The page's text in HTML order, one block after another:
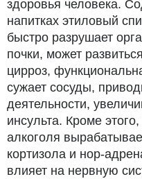
здоровья человека.
напитках этиловый
быстро разрушает
почки, может
цирроз,
сужает сосуды,
деятельности,
инсульта. Кроме
алкоголя
кортизола и нор-
влияет на нервную